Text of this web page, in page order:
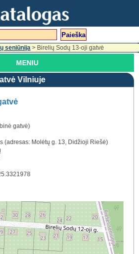
seniūnija > Birelių Sodų 13-oji gatvė
MENIU
Vilniuje
gatvė)
(adresas: Molėtų g. 13, Didžioji Riešė)